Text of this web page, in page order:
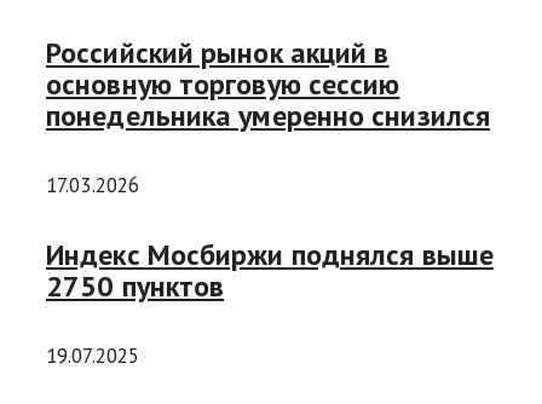
Российский рынок акций в
основную торговую сессию
понедельника умеренно снизился
17.03.2026
Индекс Мосбиржи поднялся выше
2750 пунктов
19.07.2025